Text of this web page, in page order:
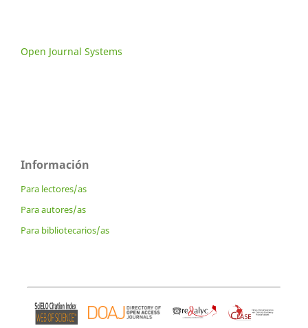
Open Journal Systems
Información
Para lectores/as
Para autores/as
Para bibliotecarios/as